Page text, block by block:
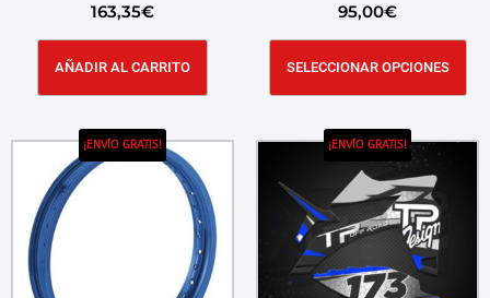
163,35€
AÑADIR AL CARRITO
95,00€
SELECCIONAR OPCIONES
¡ENVÍO GRATIS! ¡ENVÍO GRATIS!